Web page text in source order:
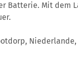
Batterie. Mit